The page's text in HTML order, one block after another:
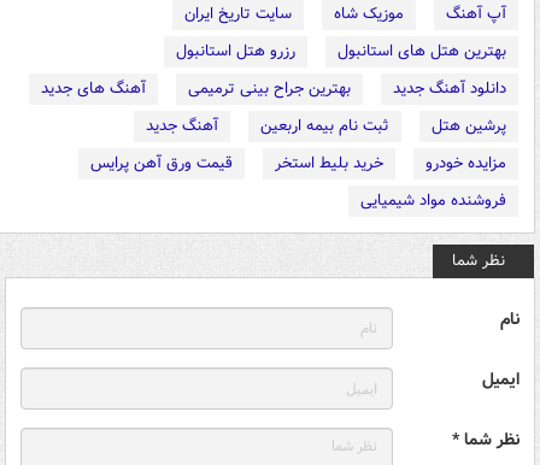
آپ آهنگ موزیک شاه
سایت تاریخ ایران
بهترین هتل های استانبول
رزرو هتل استانبول
دانلود آهنگ جدید
بهترین جراح بینی ترمیمی
آهنگ های جدید
پرشین هتل
ثبت نام بیمه اربعین
آهنگ جدید
مزایده خودرو
خرید بلیط استخر
قیمت ورق آهن پرایس
فروشنده مواد شیمیایی
نظر شما
نام
ایمیل
نظر شما *